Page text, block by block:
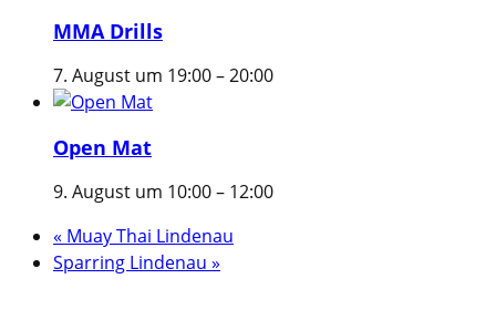
MMA Drills
7. August um 19:00–20:00
Open Mat
9. August um 10:00– 12:00
« Muay Thai Lindenau
Sparring Lindenau »